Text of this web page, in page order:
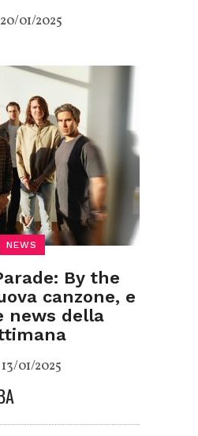
20/01/2025
NEWS
By the
canzone, e
news della
13/01/2025